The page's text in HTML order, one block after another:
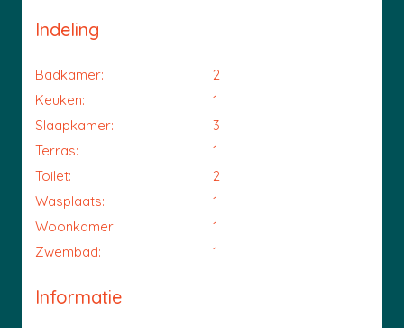
Indeling
Badkamer:
2
Keuken:
1
Slaapkamer:
3
Terras:
1
Toilet:
2
Wasplaats:
1
Woonkamer:
1
Zwembad:
1
Informatie